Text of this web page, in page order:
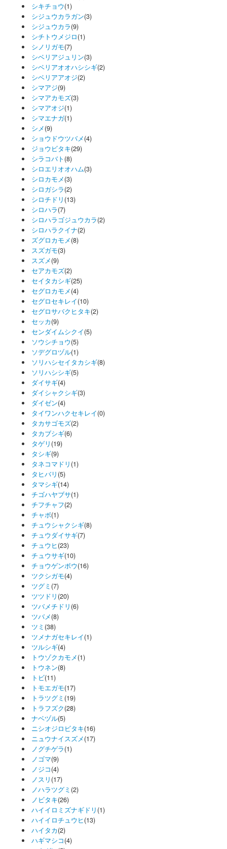
シキチョウ(1)
シジュウカラガン(3)
シジュウカラ(9)
シチトウメジロ(1)
シノリガモ(7)
シベリアジュリン(3)
シベリアオオハシシギ(2)
シベリアアオジ(2)
シマアジ(9)
シマアカモズ(3)
シマアオジ(1)
シマエナガ(1)
シメ(9)
ショウドウツバメ(4)
ジョウビタキ(29)
シラコバト (8)
シロエリオオハム(3)
シロカモメ(3)
シロガシラ(2)
シロチドリ (13)
シロハラ(7)
シロハラゴジュウカラ(2)
シロハラクイナ(2)
ズグロカモメ(8)
スズガモ(3)
スズメ(9)
セアカモズ(2)
セイタカシギ(25)
セグロカモメ(4)
セグロセキレイ(10)
セグロサバクヒタキ(2)
セッカ(9)
センダイムシクイ(5)
ソウシチョウ(5)
ソデグロヅル(1)
ソリハシセイタカシギ(8)
ソリハシシギ(5)
ダイサギ(4)
ダイシャクシギ(3)
ダイゼン(4)
タイワンハクセキレイ(0)
タカサゴモズ(2)
タカブシギ(6)
タゲリ (19)
タシギ(9)
タネコマドリ (1)
タヒバリ (5)
タマシギ(14)
チゴハヤブサ(1)
チフチャフ(2)
チャボ(1)
チュウシャクシギ(8)
チュウダイサギ(7)
チュウヒ(23)
チュウサギ(10)
チョウゲンボウ(16)
ツクシガモ(4)
ツグミ (7)
ツツドリ (20)
ツバメチドリ (6)
ツバメ(8)
ツミ (38)
ツメナガセキレイ(1)
ツルシギ(4)
トウゾクカモメ(1)
トウネン(8)
トビ(11)
トモエガモ(17)
トラツグミ (19)
トラフズク(28)
ナベヅル(5)
ニシオジロビタキ(16)
ニュウナイスズメ(17)
ノグチゲラ(1)
ノゴマ(9)
ノジコ(4)
ノスリ (17)
ノハラツグミ (2)
ノビタキ(26)
ハイイロミズナギドリ (1)
ハイイロチュウヒ(13)
ハイタカ(2)
ハギマシコ(4)